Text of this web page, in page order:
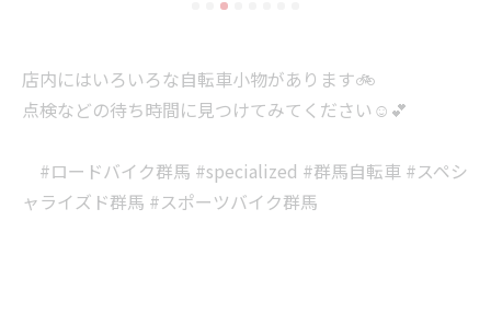
店内にはいろいろな自転車小物があります🚲
点検などの待ち時間に見つけてみてください☺️💕
#ロードバイク群馬 #specialized #群馬自転車 #スペシ
ャライズド群馬 #スポーツバイク群馬